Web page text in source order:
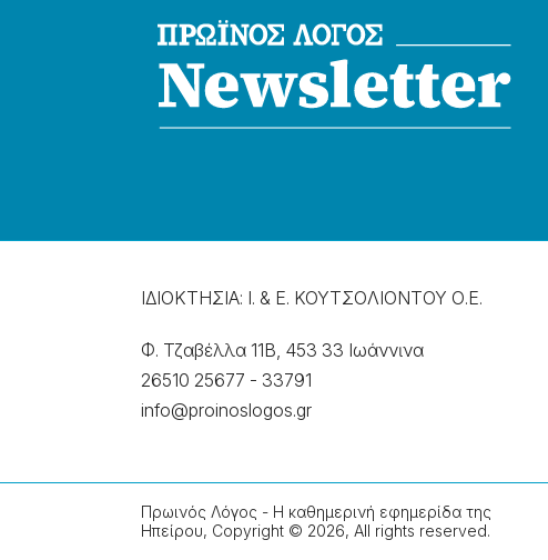
ΙΔΙΟΚΤΗΣΙΑ: Ι. & Ε. ΚΟΥΤΣΟΛΙΟΝΤΟΥ Ο.Ε.
Φ. Τζαβέλλα 11Β, 453 33 Ιωάννɩνα
26510 25677 - 33791
info@proinoslogos.gr
Πρωινός Λόγος - Η καθημερινή εφημερίδα της
Ηπείρου, Copyright © 2026, All rights reserved.